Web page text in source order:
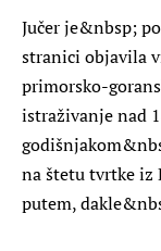
Jučer je&nbsp;
stranici objavila
primorsko-
istraživanje nad
na štetu tvrtke iz
putem,